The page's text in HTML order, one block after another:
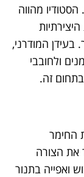
מהווה
המודרני,
ולחובבי
זה.
החימר
את הצורה
ואפייה בתנור